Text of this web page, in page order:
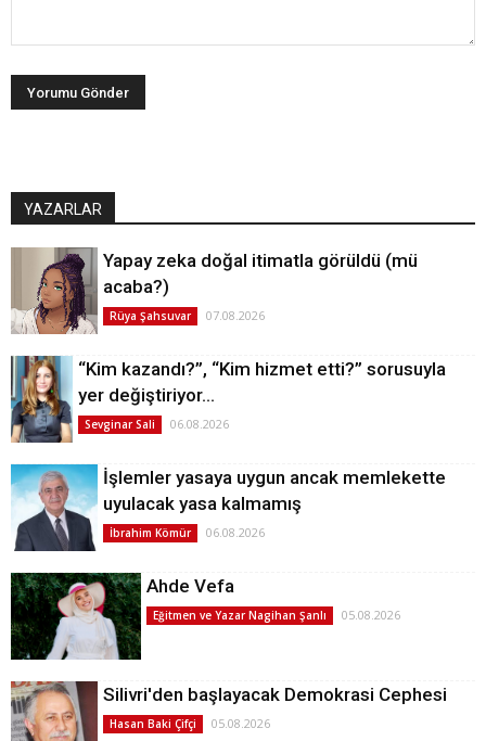
YAZARLAR
Yapay zeka doğal itimatla görüldü (mü
acaba?)
Rüya Şahsuvar 07.08.2026
“Kim kazandı?”, “Kim hizmet etti?” sorusuyla
yer değiştiriyor…
Sevginar Sali 06.08.2026
İşlemler yasaya uygun ancak memlekette
uyulacak yasa kalmamış
İbrahim Kömür 06.08.2026
Ahde Vefa
Eğitmen ve Yazar Nagihan Şanlı 05.08.2026
Silivri'den başlayacak Demokrasi Cephesi
Hasan Baki Çifçi 05.08.2026